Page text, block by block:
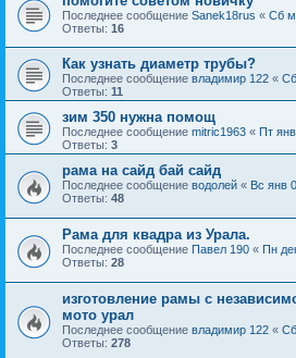
Последнее сообщение Sanek18rus « Сб
Ответы: 16
Как узнать диаметр трубы?
Последнее сообщение владимир 122 «
Ответы: 11
зим 350 нужна помощ
Последнее сообщение mitric1963 « Пт
Ответы: 3
рама на сайд бай сайд
Последнее сообщение водолей « Вс янв
Ответы: 48
Рама для квадра из Урала.
Последнее сообщение Павел 190 « Пн
Ответы: 28
изготовление рамы с
мото урал
Последнее сообщение владимир 122 «
Ответы: 278